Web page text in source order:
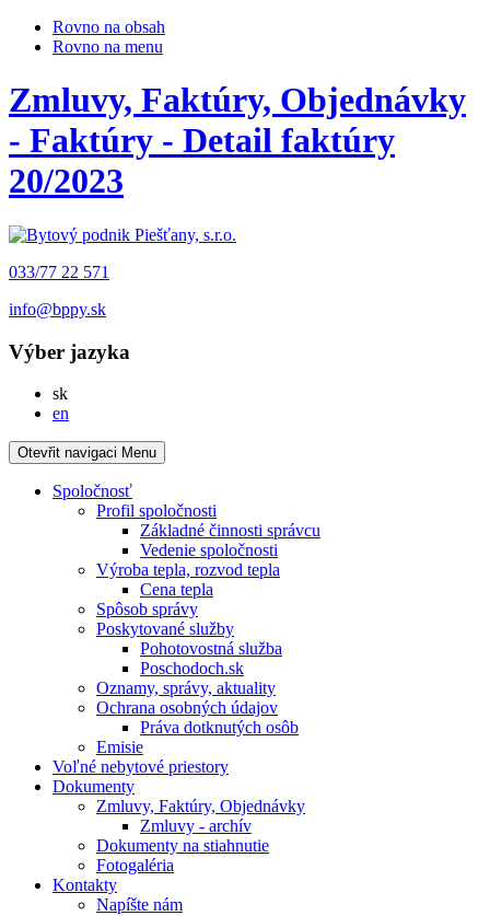
Rovno na obsah
Rovno na menu
Zmluvy, Faktúry, Objednávky
- Faktúry - Detail faktúry
20/2023
033/77 22 571
info@bppy.sk
Výber jazyka
skSlovensky
en
Otevřit navigaci Menu
Spoločnosť
Profil spoločnosti
Základné činnosti správcu
Vedenie spoločnosti
Výroba tepla, rozvod tepla
Cena tepla
Spôsob správy
Poskytované služby
Pohotovostná služba
Poschodoch.sk
Oznamy, správy, aktuality
Ochrana osobných údajov
Práva dotknutých osôb
Emisie
Voľné nebytové priestory
Dokumenty
Zmluvy, Faktúry, Objednávky
Zmluvy - archív
Dokumenty na stiahnutie
Fotogaléria
Kontakty
Napíšte nám